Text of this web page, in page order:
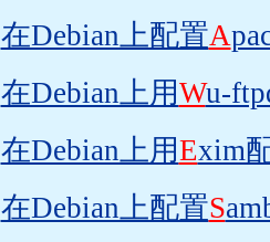
在Debian上配置A
在Debian上用Wu-
在Debian上用Exim
在Debian上配置S